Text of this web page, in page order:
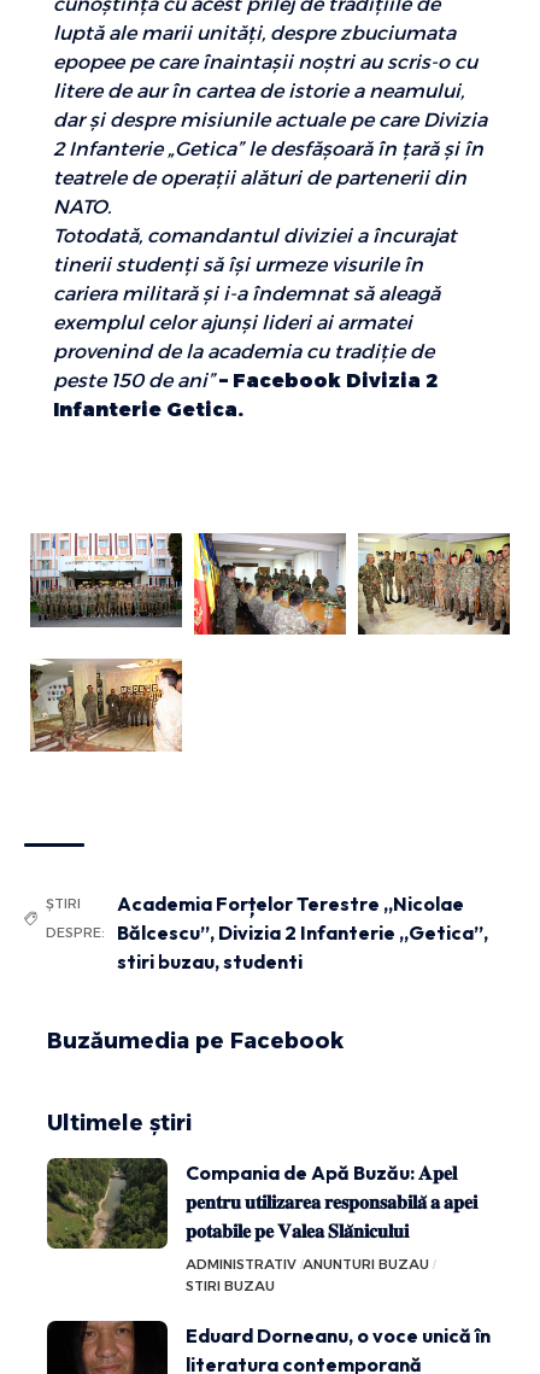
luptă ale marii unități, despre zbuciumata
epopee pe care înaintașii noștri au scris-o cu
litere de aur în cartea de istorie a neamului,
dar şi despre misiunile actuale pe care Divizia
2 Infanterie „Getica” le desfăşoară în ţară şi în
teatrele de operaţii alături de partenerii din
NATO.
Totodată, comandantul diviziei a încurajat
tinerii studenți să își urmeze visurile în
cariera militară și i-a îndemnat să aleagă
exemplul celor ajunși lideri ai armatei
provenind de la academia cu tradiție de
peste 150 de ani”– Facebook Divizia 2
Infanterie Getica.
ȘTIRI
DESPRE:
Academia Forțelor Terestre „Nicolae
Bălcescu”, Divizia 2 Infanterie „Getica”,
stiri buzau,studenti
Buzăumedia pe Facebook
Ultimele știri
Compania de Apă Buzău: 𝐀𝐩𝐞𝐥
𝐩𝐞𝐧𝐭𝐫𝐮 𝐮𝐭𝐢𝐥𝐢𝐳𝐚𝐫𝐞𝐚 𝐫𝐞𝐬𝐩𝐨𝐧𝐬𝐚𝐛𝐢𝐥𝐚̆ 𝐚 𝐚𝐩𝐞𝐢
𝐩𝐨𝐭𝐚𝐛𝐢𝐥𝐞 𝐩𝐞 𝐕𝐚𝐥𝐞𝐚 𝐒𝐥𝐚̆𝐧𝐢𝐜𝐮𝐥𝐮𝐢
ADMINISTRATIV ANUNTURI BUZAU
STIRI BUZAU
Eduard Dorneanu, o voce unică în
literatura contemporană